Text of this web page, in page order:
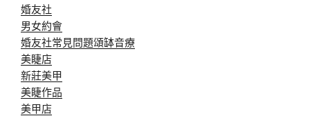
婚友社
男女約會
婚友社常見問題頌缽音療
美睫店
新莊美甲
美睫作品
美甲店